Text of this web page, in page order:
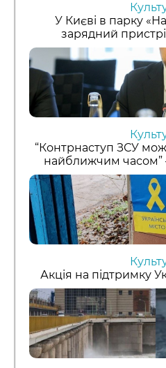
У Києві в парку
зарядний
“Контрнаступ ЗСУ
найближчим
Акція на підтримку